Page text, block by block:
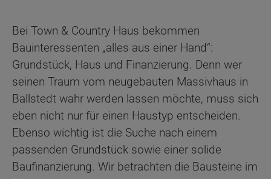
Bei Town & Country Haus bekommen
Bauinteressenten „alles aus einer Hand“:
Grundstück, Haus und Finanzierung. Denn wer
seinen Traum vom neugebauten Massivhaus in
Ballstedt wahr werden lassen möchte, muss sich
eben nicht nur für einen Haustyp entscheiden.
Ebenso wichtig ist die Suche nach einem
passenden Grundstück sowie einer solide
Baufinanzierung. Wir betrachten die Bausteine im